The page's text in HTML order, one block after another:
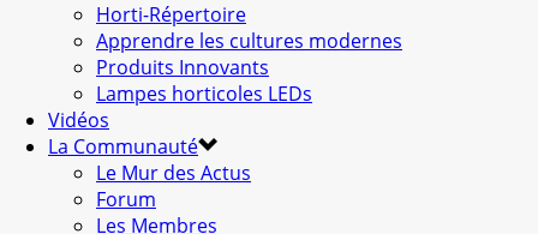
Horti-Répertoire
Apprendre les cultures modernes
Produits Innovants
Lampes horticoles LEDs
Vidéos
La Communauté
Le Mur des Actus
Forum
Les Membres